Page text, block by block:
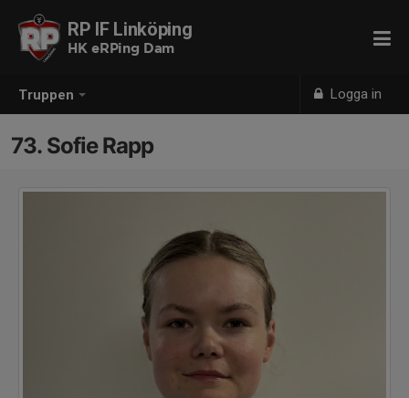
Truppen Logga in
RP IF Linköping
HK eRPing Dam
73. Sofie Rapp